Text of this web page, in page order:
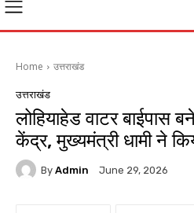
Home उत्तराखंड
उत्तराखंड
लोहियाहेड वाटर बाईपास
केंद्र, मुख्यमंत्री धामी ने
By Admin June 29, 2026